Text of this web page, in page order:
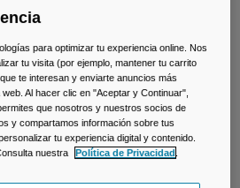
para optimizar tu experiencia online. Nos
tu visita (por ejemplo, mantener tu carrito
te interesan y enviarte anuncios más
Al hacer clic en "Aceptar y Continuar",
que nosotros y nuestros socios de
y compartamos información sobre tus
tu experiencia digital y contenido.
nuestra
Política de Privacidad